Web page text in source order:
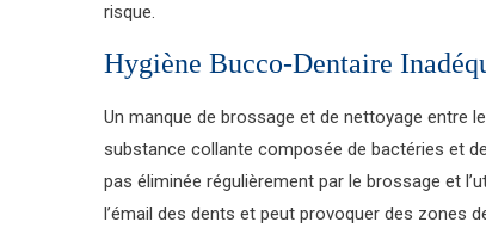
risque.
Hygiène Bucco-Dentaire
Un manque de brossage et de nettoyage entre
substance collante composée de bactéries et
pas éliminée régulièrement par le brossage et
l’émail des dents et peut provoquer des zones